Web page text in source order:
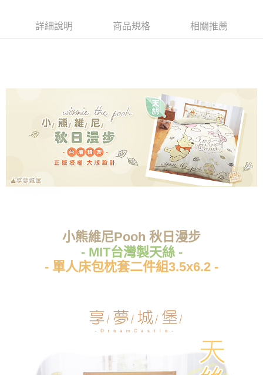
全家★依產品說明
每筆NT$80，滿NT$699(含以上)免運費
詳細說明 商品規格 相關推薦
小熊維尼Pooh 秋日漫步
- MIT台灣製天絲 -
- 單人床包枕套二件組3.5x6.2 -